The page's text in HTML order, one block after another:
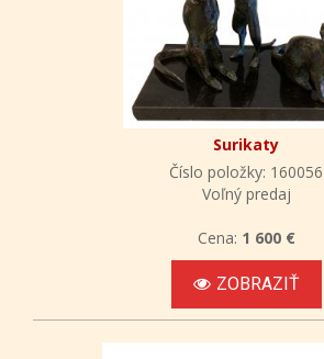
Surikaty
Číslo položky: 160056
Voľný predaj
Cena: 1 600 €
ZOBRAZIŤ